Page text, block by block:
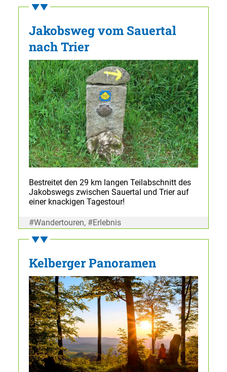
Jakobsweg vom Sauertal
nach Trier
Bestreitet den 29 km langen Teilabschnitt des
Jakobswegs zwischen Sauertal und Trier auf
einer knackigen Tagestour!
#Wandertouren, #Erlebnis
Kelberger Panoramen